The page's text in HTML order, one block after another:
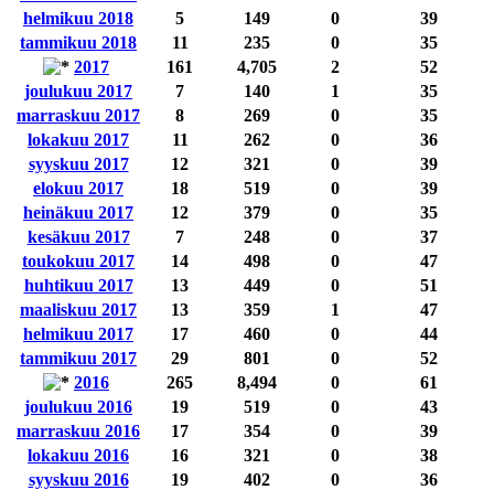
helmikuu 2018
5 149 0
39
tammikuu 2018
11 235 0
35
2017
161 4,705 2
52
joulukuu 2017
7 140 1
35
marraskuu 2017
8 269 0
35
lokakuu 2017
11 262 0
36
syyskuu 2017
12 321 0
39
elokuu 2017
18 519 0
39
heinäkuu 2017
12 379 0
35
kesäkuu 2017
7 248 0
37
toukokuu 2017
14 498 0
47
huhtikuu 2017
13 449 0
51
maaliskuu 2017
13 359 1
47
helmikuu 2017
17 460 0
44
tammikuu 2017
29 801 0
52
2016
265 8,494 0
61
joulukuu 2016
19 519 0
43
marraskuu 2016
17 354 0
39
lokakuu 2016
16 321 0
38
syyskuu 2016
19 402 0
36